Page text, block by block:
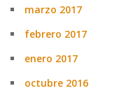
marzo 2017
febrero 2017
enero 2017
octubre 2016